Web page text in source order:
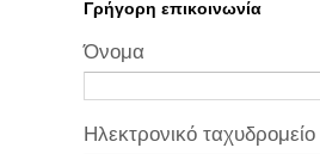
Γρήγορη επικοινωνία
Όνομα
Ηλεκτρονικό ταχυδρομείο